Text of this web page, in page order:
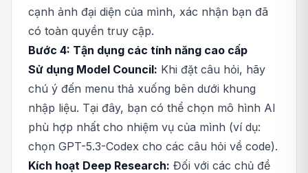
cạnh ảnh đại diện của mình, xác nhận bạn đã
có toàn quyền truy cập.
Bước 4: Tận dụng các tính năng cao cấp
Sử dụng Model Council: Khi đặt câu hỏi, hãy
chú ý đến menu thả xuống bên dưới khung
nhập liệu. Tại đây, bạn có thể chọn mô hình AI
phù hợp nhất cho nhiệm vụ của mình (ví dụ:
chọn GPT-5.3-Codex cho các câu hỏi về code).
Kích hoạt Deep Research: Đối với các chủ đề